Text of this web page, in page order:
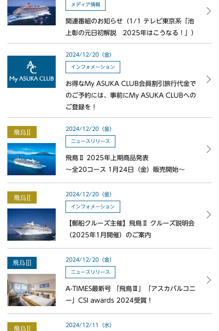
メディア情報
関連番組のお知らせ（1/1 テレビ東京系「池
上彰の元日初解説 2025年はこうなる！」）
2024/12/20（金）
インフォメーション
お得なMy ASUKA CLUB会員割引旅行代金で
のご予約には、事前にMy ASUKA CLUBへの
ご登録を！
2024/12/20（金）
ニュースリリース
飛鳥Ⅱ 2025年上期商品発表
～全20コース 1月24日（金）販売開始～
2024/12/20（金）
インフォメーション
【郵船クルーズ主催】飛鳥Ⅱ クルーズ説明会
（2025年1月開催）のご案内
2024/12/20（金）
ニュースリリース
A-TIMES最新号 「飛鳥Ⅲ」「アスカバルコニ
ー」CSI awards 2024受賞！
2024/12/11（水）